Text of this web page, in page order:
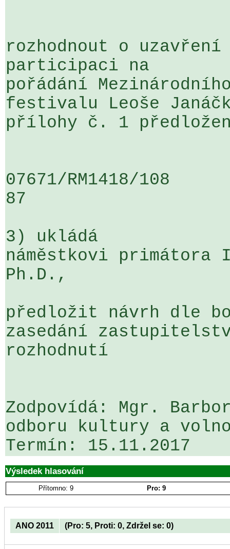
rozhodnout o uzavření
participaci na
pořádání
festivalu Leoše
přílohy č. 1
07671/RM1418/
87
3) ukládá
náměstkovi primátora
Ph.D.,
předložit návrh dle
zasedání
rozhodnutí
Zodpovídá: Mgr.
odboru kultury a
Výsledek hlasování
Přítomno: 9 Pro: 9
ANO 2011 (Pro: 5, Proti: 0, Zdržel se: 0)